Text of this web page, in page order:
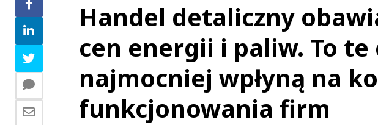
Handel detaliczny
cen energii i paliw. To te
najmocniej wpłyną na
funkcjonowania firm